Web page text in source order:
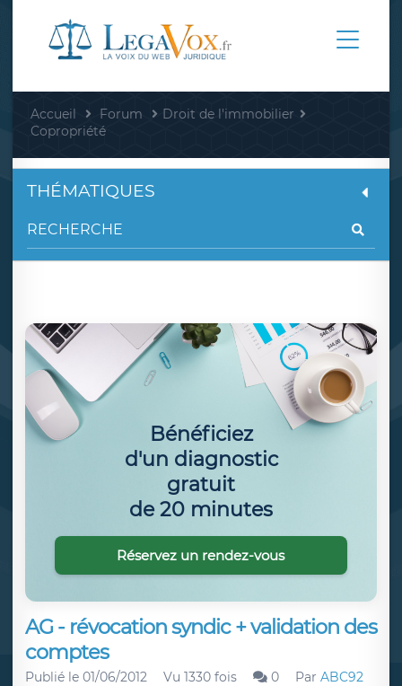
Accueil Forum
Droit de l'immobilier
Copropriété
AG - révocation syndic + validation des
comptes
Publié le 01/06/2012 Vu 1330 fois 0 Par ABC92
THÉMATIQUES
Bénéficiez
d'un diagnostic
gratuit
de 20 minutes
Réservez un rendez-vous